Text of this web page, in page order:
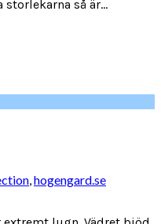
så är...
,hogengard.se